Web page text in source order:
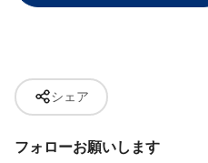
シェア
フォローお願いします